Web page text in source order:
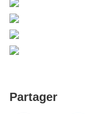
Partager